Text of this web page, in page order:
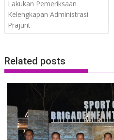
Lakukan Pemeriksaan
Kelengkapan Administrasi
Prajurit
Related posts